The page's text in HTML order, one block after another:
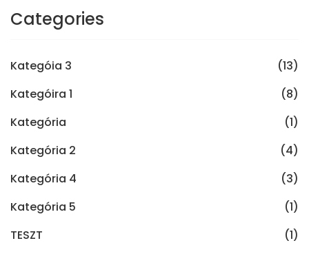
Categories
Kategóia 3
(13)
Kategóira 1
(8)
Kategória
(1)
Kategória 2
(4)
Kategória 4
(3)
Kategória 5
(1)
TESZT
(1)